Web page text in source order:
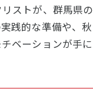
ストが、群馬県
践的な準備や、
ベーションが手に